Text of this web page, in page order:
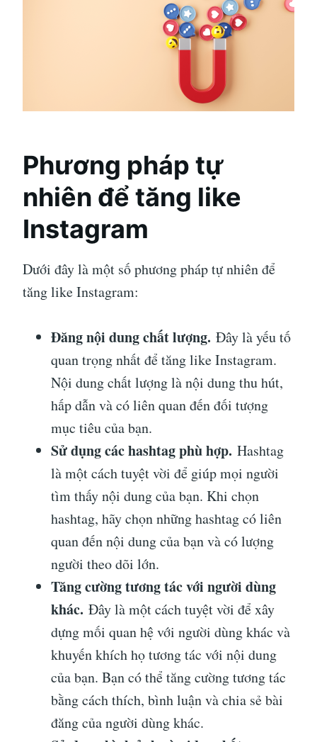
Phương pháp tự
nhiên để tăng like
Instagram
Dưới đây là một số phương pháp tự nhiên để
tăng like Instagram:
Đăng nội dung chất lượng. Đây là yếu tố
quan trọng nhất để tăng like Instagram.
Nội dung chất lượng là nội dung thu hút,
hấp dẫn và có liên quan đến đối tượng
mục tiêu của bạn.
Sử dụng các hashtag phù hợp. Hashtag
là một cách tuyệt vời để giúp mọi người
tìm thấy nội dung của bạn. Khi chọn
hashtag, hãy chọn những hashtag có liên
quan đến nội dung của bạn và có lượng
người theo dõi lớn.
Tăng cường tương tác với người dùng
khác. Đây là một cách tuyệt vời để xây
dựng mối quan hệ với người dùng khác và
khuyến khích họ tương tác với nội dung
của bạn. Bạn có thể tăng cường tương tác
bằng cách thích, bình luận và chia sẻ bài
đăng của người dùng khác.